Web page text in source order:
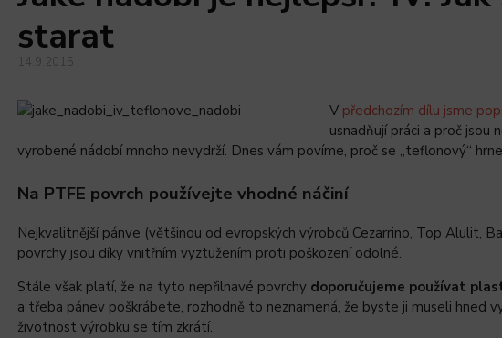
starat
14.9.2015
V předchozím dílu jsme
usnadňují práci a proč
vyrobené nádobí mnoho nevydrží. Dnes vám povíme, proč se „teflonový“
Na PTFE povrch používejte vhodné náčiní
Nejkvalitnější pánve (většinou od evropských výrobců Cezarrino, Top Alulit,
povrchy jsou díky vnitřním vyztužením proti poškození odolné.
Stále však platí, že na tyto nepřilnavé povrchy doporučujeme používat
a třeba pánev poškrábete, rozhodně to neznamená, že byste ji museli hned
životnost výrobku se tím zkrátí.